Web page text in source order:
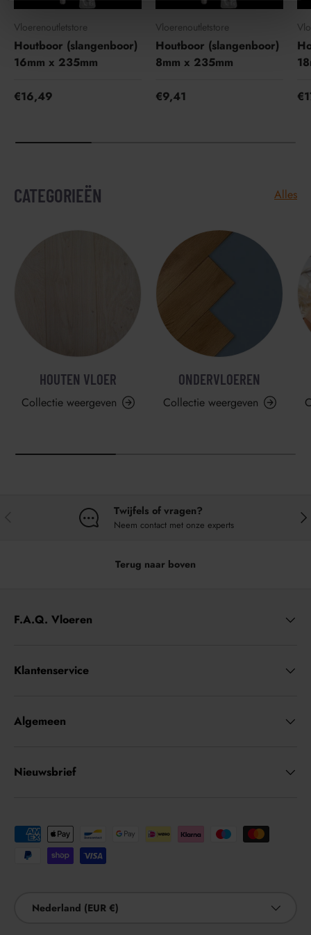
Vloerenoutletstore
Houtboor (slangenboor)
16mm x 235mm
€16,49
Vloerenoutletstore
Houtboor (slangenboor)
8mm x 235mm
€9,41
CATEGORIEËN Alles
HOUTEN VLOER
Collectie weergeven
ONDERVLOEREN
Collectie weergeven
Twijfels of vragen?
Neem contact met onze experts
Terug naar boven
F.A.Q. Vloeren
Klantenservice
Algemeen
Nieuwsbrief
Geaccepteerde betaalmethoden
Nederland (EUR €)